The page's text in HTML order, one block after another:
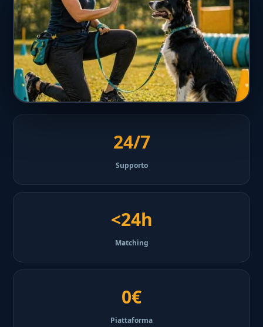
24/7
Supporto
<24h
Matching
0€
Piattaforma